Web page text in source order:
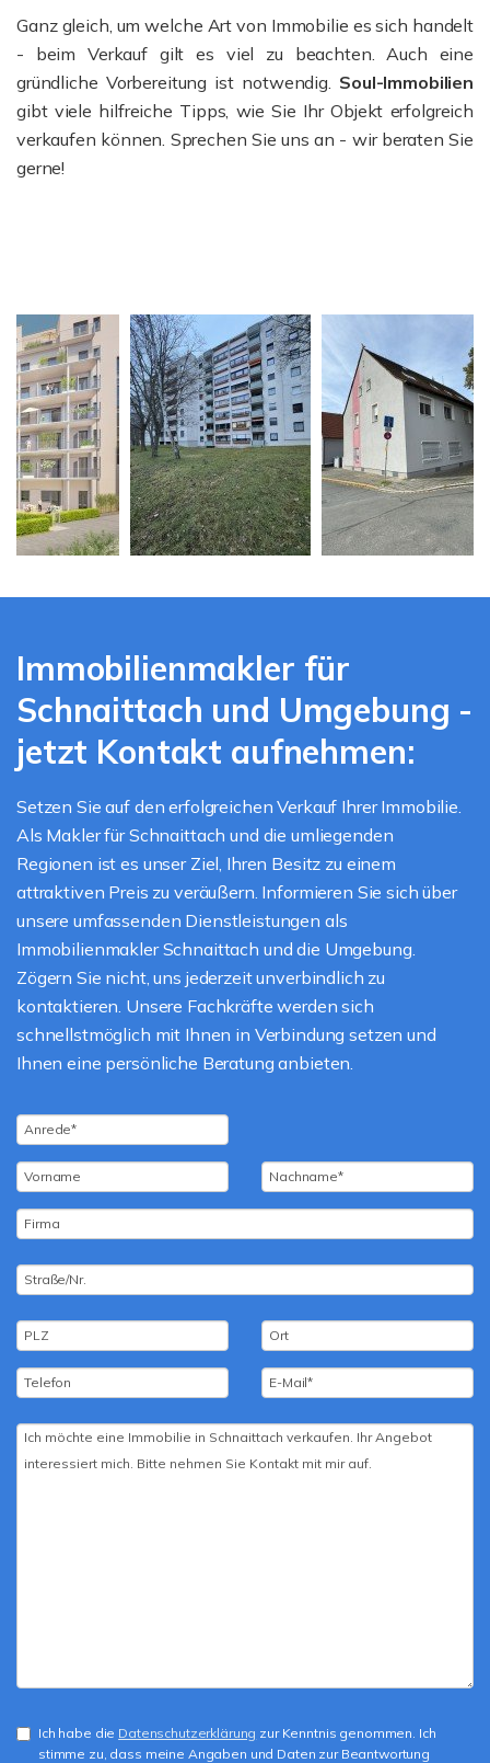
Ganz gleich, um welche Art von Immobilie es sich handelt
- beim Verkauf gilt es viel zu beachten. Auch eine
gründliche Vorbereitung ist notwendig. Soul-Immobilien
gibt viele hilfreiche Tipps, wie Sie Ihr Objekt erfolgreich
verkaufen können. Sprechen Sie uns an - wir beraten Sie
gerne!
Immobilienmakler für
Schnaittach und Umgebung -
jetzt Kontakt aufnehmen:
Setzen Sie auf den erfolgreichen Verkauf Ihrer Immobilie.
Als Makler für Schnaittach und die umliegenden
Regionen ist es unser Ziel, Ihren Besitz zu einem
attraktiven Preis zu veräußern. Informieren Sie sich über
unsere umfassenden Dienstleistungen als
Immobilienmakler Schnaittach und die Umgebung.
Zögern Sie nicht, uns jederzeit unverbindlich zu
kontaktieren. Unsere Fachkräfte werden sich
schnellstmöglich mit Ihnen in Verbindung setzen und
Ihnen eine persönliche Beratung anbieten.
Ich habe die Datenschutzerklärung zur Kenntnis genommen. Ich
stimme zu, dass meine Angaben und Daten zur Beantwortung